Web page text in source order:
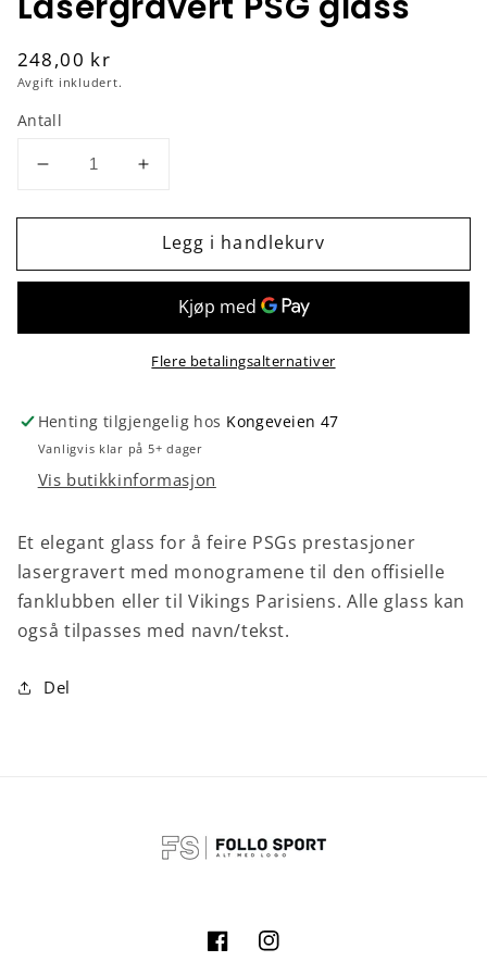
Vanlig
pris
248,00 kr
Avgift inkludert.
Antall
for
PSG
Øk
for
Lasergravert
PSG
glass
Legg i handlekurv
Flere betalingsalternativer
Henting tilgjengelig hos Kongeveien 47
Vanligvis klar på 5+ dager
Vis butikkinformasjon
Et elegant glass for å feire PSGs prestasjoner
lasergravert med monogramene til den offisielle
fanklubben eller til Vikings Parisiens. Alle glass kan
også tilpasses med navn/tekst.
Del
FacebookInstagram